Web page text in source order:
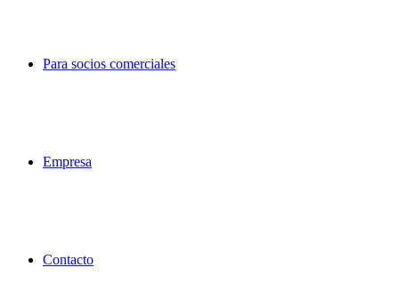
Para socios comerciales
Empresa
Contacto